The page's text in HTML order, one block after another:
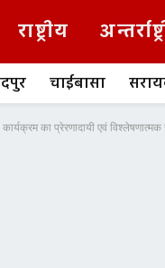
राष्ट्रीय
चाईबासा
कार्यक्रम का प्रेरणादायी एवं